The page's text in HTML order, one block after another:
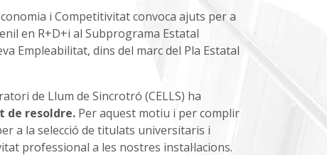
i Competitivitat convoca ajuts per a
en R+D+i al Subprograma Estatal
Empleabilitat, dins del marc del Pla Estatal
de Llum de Sincrotró (CELLS) ha
de resoldre.Per aquest motiu i per complir
a la selecció de titulats universitaris i
professional a les nostres instal·lacions.